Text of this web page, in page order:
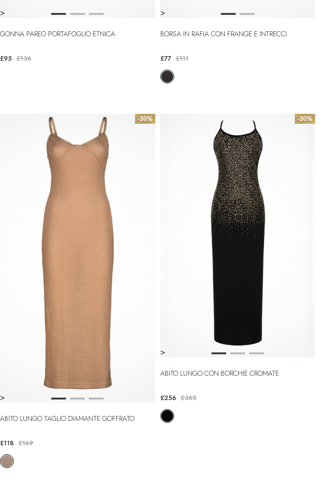
>
GONNA PAREO PORTAFOGLIO ETNICA
£95 £136
>
BORSA IN RAFIA CON FRANGE E INTRECCI
£77 £111
-30%
>
ABITO LUNGO TAGLIO DIAMANTE GOFFRATO
£118 £169
-30%
>
ABITO LUNGO CON BORCHIE CROMATE
£256 £365